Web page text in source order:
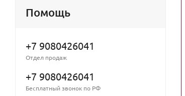
Помощь
+7 9080426041
Отдел продаж
+7 9080426041
Бесплатный звонок по РФ